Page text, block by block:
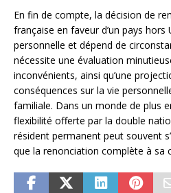
En fin de compte, la décision de
française en faveur d’un pays
personnelle et dépend de
nécessite une évaluation
inconvénients, ainsi qu’une
conséquences sur la vie
familiale. Dans un monde de plus
flexibilité offerte par la double
résident permanent peut souvent
que la renonciation complète à sa